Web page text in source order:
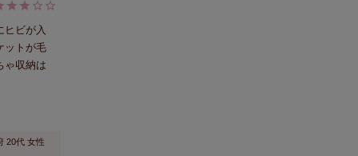
ヒビが入
ットが毛
ゃ収納は
20代 女性